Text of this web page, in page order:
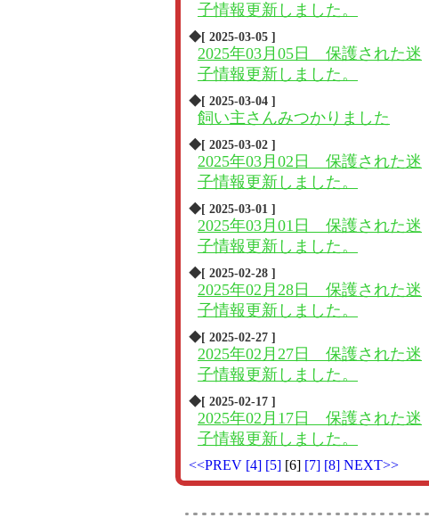
子情報更新しました。
◆[ 2025-03-05 ]
2025年03月05日 保護された迷
子情報更新しました。
◆[ 2025-03-04 ]
飼い主さんみつかりました
◆[ 2025-03-02 ]
2025年03月02日 保護された迷
子情報更新しました。
◆[ 2025-03-01 ]
2025年03月01日 保護された迷
子情報更新しました。
◆[ 2025-02-28 ]
2025年02月28日 保護された迷
子情報更新しました。
◆[ 2025-02-27 ]
2025年02月27日 保護された迷
子情報更新しました。
◆[ 2025-02-17 ]
2025年02月17日 保護された迷
子情報更新しました。
<<PREV [4] [5] [6] [7] [8] NEXT>>